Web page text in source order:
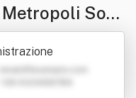
Metropoli Soci
A Responsa